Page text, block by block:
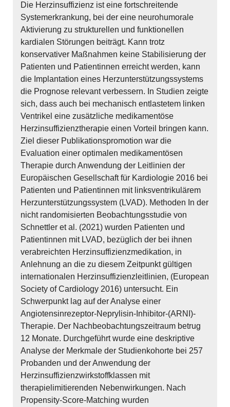
Die Herzinsuffizienz ist eine fortschreitende
Systemerkrankung, bei der eine neurohumorale
Aktivierung zu strukturellen und funktionellen
kardialen Störungen beiträgt. Kann trotz
konservativer Maßnahmen keine Stabilisierung der
Patienten und Patientinnen erreicht werden, kann
die Implantation eines Herzunterstützungssystems
die Prognose relevant verbessern. In Studien zeigte
sich, dass auch bei mechanisch entlastetem linken
Ventrikel eine zusätzliche medikamentöse
Herzinsuffizienztherapie einen Vorteil bringen kann.
Ziel dieser Publikationspromotion war die
Evaluation einer optimalen medikamentösen
Therapie durch Anwendung der Leitlinien der
Europäischen Gesellschaft für Kardiologie 2016 bei
Patienten und Patientinnen mit linksventrikulärem
Herzunterstützungssystem (LVAD). Methoden In der
nicht randomisierten Beobachtungsstudie von
Schnettler et al. (2021) wurden Patienten und
Patientinnen mit LVAD, bezüglich der bei ihnen
verabreichten Herzinsuffizienzmedikation, in
Anlehnung an die zu diesem Zeitpunkt gültigen
internationalen Herzinsuffizienzleitlinien, (European
Society of Cardiology 2016) untersucht. Ein
Schwerpunkt lag auf der Analyse einer
Angiotensinrezeptor-Neprylisin-Inhibitor-(ARNI)-
Therapie. Der Nachbeobachtungszeitraum betrug
12 Monate. Durchgeführt wurde eine deskriptive
Analyse der Merkmale der Studienkohorte bei 257
Probanden und der Anwendung der
Herzinsuffizienzwirkstoffklassen mit
therapielimitierenden Nebenwirkungen. Nach
Propensity-Score-Matching wurden